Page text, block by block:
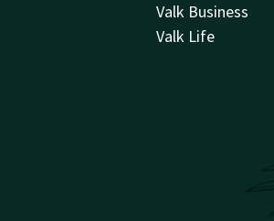
Valk Business
Valk Life